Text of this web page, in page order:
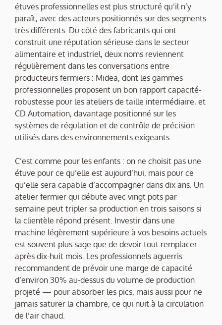
étuves professionnelles est plus structuré qu’il n’y
paraît, avec des acteurs positionnés sur des segments
très différents. Du côté des fabricants qui ont
construit une réputation sérieuse dans le secteur
alimentaire et industriel, deux noms reviennent
régulièrement dans les conversations entre
producteurs fermiers : Midea, dont les gammes
professionnelles proposent un bon rapport capacité-
robustesse pour les ateliers de taille intermédiaire, et
CD Automation, davantage positionné sur les
systèmes de régulation et de contrôle de précision
utilisés dans des environnements exigeants.
C’est comme pour les enfants : on ne choisit pas une
étuve pour ce qu’elle est aujourd’hui, mais pour ce
qu’elle sera capable d’accompagner dans dix ans. Un
atelier fermier qui débute avec vingt pots par
semaine peut tripler sa production en trois saisons si
la clientèle répond présent. Investir dans une
machine légèrement supérieure à vos besoins actuels
est souvent plus sage que de devoir tout remplacer
après dix-huit mois. Les professionnels aguerris
recommandent de prévoir une marge de capacité
d’environ 30% au-dessus du volume de production
projeté — pour absorber les pics, mais aussi pour ne
jamais saturer la chambre, ce qui nuit à la circulation
de l’air chaud.